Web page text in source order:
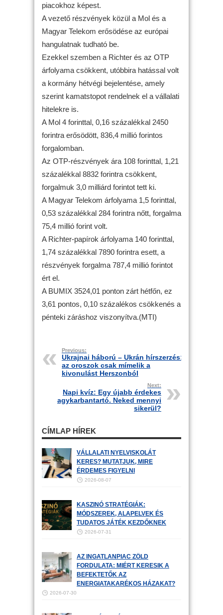
piacokhoz képest.
A vezető részvények közül a Mol és a
Magyar Telekom erősödése az európai
hangulatnak tudható be.
Ezekkel szemben a Richter és az OTP
árfolyama csökkent, utóbbira hatással volt
a kormány hétvégi bejelentése, amely
szerint kamatstopot rendelnek el a vállalati
hitelekre is.
A Mol 4 forinttal, 0,16 százalékkal 2450
forintra erősödött, 836,4 millió forintos
forgalomban.
Az OTP-részvények ára 108 forinttal, 1,21
százalékkal 8832 forintra csökkent,
forgalmuk 3,0 milliárd forintot tett ki.
A Magyar Telekom árfolyama 1,5 forinttal,
0,53 százalékkal 284 forintra nőtt, forgalma
75,4 millió forint volt.
A Richter-papírok árfolyama 140 forinttal,
1,74 százalékkal 7890 forintra esett, a
részvények forgalma 787,4 millió forintot
ért el.
A BUMIX 3524,01 ponton zárt hétfőn, ez
3,61 pontos, 0,10 százalékos csökkenés a
pénteki záráshoz viszonyítva.(MTI)
Previous:
Ukrajnai háború – Ukrán hírszerzés:
az oroszok csak mímelik a
kivonulást Herszonból
Next:
Napi kvíz: Egy újabb érdekes
agykarbantartó. Neked mennyi
sikerül?
CÍMLAP HÍREK
VÁLLALATI NYELVISKOLÁT
KERES? MUTATJUK, MIRE
ÉRDEMES FIGYELNI
2026-08-07
KASZINÓ STRATÉGIÁK:
MÓDSZEREK, ALAPELVEK ÉS
TUDATOS JÁTÉK KEZDŐKNEK
2026-07-31
AZ INGATLANPIAC ZÖLD
FORDULATA: MIÉRT KERESIK A
BEFEKTETŐK AZ
ENERGIATAKARÉKOS HÁZAKAT?
2026-07-30